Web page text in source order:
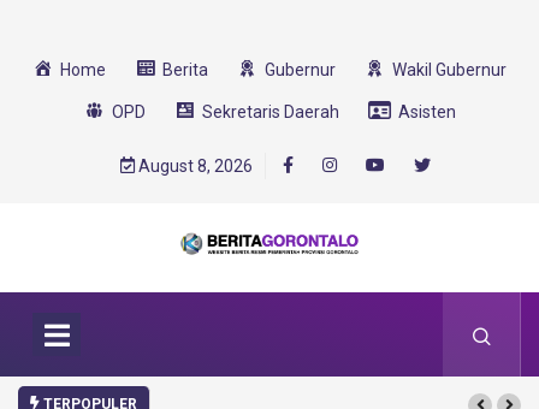
Home Berita Gubernur Wakil Gubernur
OPD Sekretaris Daerah Asisten
August 8, 2026
TERPOPULER